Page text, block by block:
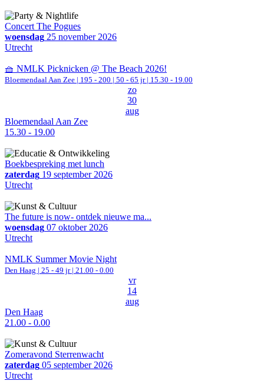
Concert The Pogues
woensdag 25 november 2026
Utrecht
🧺 NMLK Picknicken @ The Beach 2026!
Bloemendaal Aan Zee | 195 - 200 | 50 - 65 jr | 15.30 - 19.00
zo
30
aug
Bloemendaal Aan Zee
15.30 - 19.00
Boekbespreking met lunch
zaterdag 19 september 2026
Utrecht
The future is now- ontdek nieuwe ma...
woensdag 07 oktober 2026
Utrecht
NMLK Summer Movie Night
Den Haag | 25 - 49 jr | 21.00 - 0.00
vr
14
aug
Den Haag
21.00 - 0.00
Zomeravond Sterrenwacht
zaterdag 05 september 2026
Utrecht